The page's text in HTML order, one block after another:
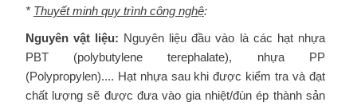
* Thuyết minh quy trình công nghệ:
Nguyên vật liệu: Nguyên liệu đầu vào là các hạt nhựa
PBT (polybutylene terephalate), nhựa PP
(Polypropylen).... Hạt nhựa sau khi được kiểm tra và đạt
chất lượng sẽ được đưa vào gia nhiệt/đùn ép thành sản